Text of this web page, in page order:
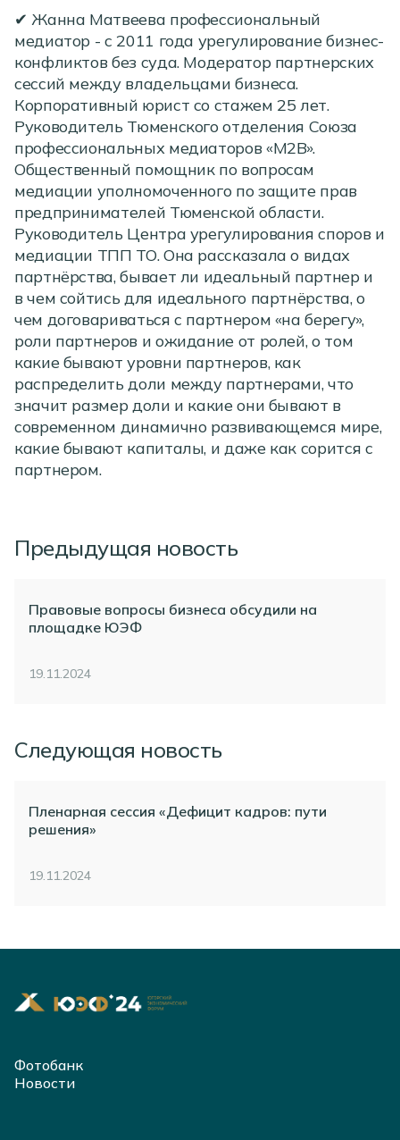
✔ Жанна Матвеева профессиональный
медиатор - с 2011 года урегулирование бизнес-
конфликтов без суда. Модератор партнерских
сессий между владельцами бизнеса.
Корпоративный юрист со стажем 25 лет.
Руководитель Тюменского отделения Союза
профессиональных медиаторов «М2В».
Общественный помощник по вопросам
медиации уполномоченного по защите прав
предпринимателей Тюменской области.
Руководитель Центра урегулирования споров и
медиации ТПП ТО. Она рассказала о видах
партнёрства, бывает ли идеальный партнер и
в чем сойтись для идеального партнёрства, о
чем договариваться с партнером «на берегу»,
роли партнеров и ожидание от ролей, о том
какие бывают уровни партнеров, как
распределить доли между партнерами, что
значит размер доли и какие они бывают в
современном динамично развивающемся мире,
какие бывают капиталы, и даже как сорится с
партнером.
Предыдущая новость
Правовые вопросы бизнеса обсудили на
площадке ЮЭФ
19.11.2024
Следующая новость
Пленарная сессия «Дефицит кадров: пути
решения»
19.11.2024
Фотобанк
Новости